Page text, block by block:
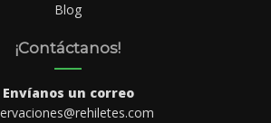
Blog
¡Contáctanos!
Envíanos un correo